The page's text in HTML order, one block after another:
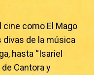
como El Mago
divas de la música
hasta “Isariel
Cantora y